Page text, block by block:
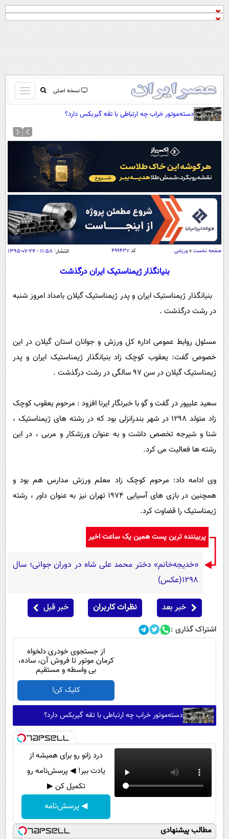
نسخه اصلی
باز
و
کردن
صفحه اول
آرشیو
نظرسنجی
آب و هوا
اوقات شرعی
سواد زندگی
اقتصاد
اقتصادی
جامعه
یک برش دانایی
محیط زیست
بین الملل
علم و دانش
فناوری و It
علمی
قرآن
گوناگون
باشگاه مغز
اقتصاد
فناوری
محیط زیست
اجتماعی
سیاست خارجی
عصر ایران 2
خواندنی ها و دیدنی ها
روانشناسی
آشپزی
آموزش زبان
دسته‌موتور خراب چه ارتباطی با تقه گیربکس دارد؟
صفحه نخست » ورزشی کد۴۹۹۴۳۷ انتشار: ۱۱:۵۸ - ۲۴-۰۷-۱۳۹۵
بنیانگذار ژیمناستیک ایران درگذشت
بنیانگذار ژیمناستیک ایران و پدر ژیمناستیک گیلان بامداد امروز شنبه
در رشت درگذشت .
مسئول روابط عمومی اداره کل ورزش و جوانان استان گیلان در این
خصوص گفت: یعقوب کوچک زاد بنیانگذار ژیمناستیک ایران و پدر
ژیمناستیک گیلان در سن 97 سالگی در رشت درگذشت .
سعید علیپور در گفت و گو با خبرنگار ایرنا افزود : مرحوم یعقوب کوچک
زاد متولد 1298 در شهر بندرانزلی بود که در رشته های ژیمناستیک ،
شنا و شیرجه تخصص داشت و به عنوان ورزشکار و مربی ، در این
رشته ها فعالیت می کرد.
وی ادامه داد: مرحوم کوچک زاد معلم ورزش مدارس هم بود و
همچنین در بازی های آسیایی 1974 تهران نیز به عنوان داور ، رشته
ژیمناستیک را قضاوت کرد.
پربیننده ترین پست همین یک ساعت اخیر
«خدیجه‌خانم» دختر محمد علی شاه در دوران جوانی؛ سال
1298(عکس)
خبر بعد نظرات کاربران خبر قبل
اشتراک گذاری :
از جستجوی خودری دلخواه
کرمان موتور تا فروش آن، ساده،
بی واسطه و مستقیم
کلیک کن!
دسته‌موتور خراب چه ارتباطی با تقه گیربکس دارد؟
درد زانو رو برای همیشه از
یادت ببر! ◀ پرسش‌نامه رو
تکمیل کن ▶
◀ پرسش‌نامه
مطالب پیشنهادی